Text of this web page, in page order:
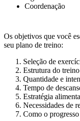
Coordenação
Os objetivos que você
seu plano de treino:
Seleção de
Estrutura do treino
Quantidade e
Tempo de
Estratégia
Necessidades de
Como o